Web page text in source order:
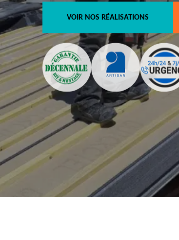
VOIR NOS RÉALISATIONS